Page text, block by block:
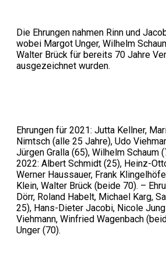
Die Ehrungen nahmen Rinn und
wobei Margot Unger, Wilhelm
Walter Brück für bereits 70 Jahre
ausgezeichnet wurden.
Ehrungen für 2021: Jutta Kellner,
Nimtsch (alle 25 Jahre), Udo
Jürgen Gralla (65), Wilhelm Schaum
2022: Albert Schmidt (25), Heinz-
Werner Haussauer, Frank
Klein, Walter Brück (beide 70). –
Dörr, Roland Habelt, Michael Karg,
25), Hans-Dieter Jacobi, Nicole
Viehmann, Winfried Wagenbach
Unger (70).